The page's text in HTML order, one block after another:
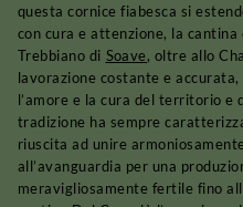
questa cornice fiabesca si
con cura e attenzione, la
Trebbiano di Soave, oltre allo
lavorazione costante e
l’amore e la cura del territorio e
tradizione ha sempre
riuscita ad unire
all’avanguardia per una
meravigliosamente fertile fino